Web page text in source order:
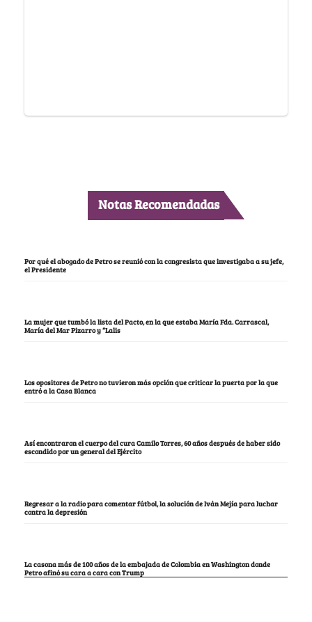
Notas Recomendadas
Por qué el abogado de Petro se reunió con la congresista que investigaba a su jefe,
el Presidente
La mujer que tumbó la lista del Pacto, en la que estaba María Fda. Carrascal,
María del Mar Pizarro y “Lalis
Los opositores de Petro no tuvieron más opción que criticar la puerta por la que
entró a la Casa Blanca
Así encontraron el cuerpo del cura Camilo Torres, 60 años después de haber sido
escondido por un general del Ejército
Regresar a la radio para comentar fútbol, la solución de Iván Mejía para luchar
contra la depresión
La casona más de 100 años de la embajada de Colombia en Washington donde
Petro afinó su cara a cara con Trump